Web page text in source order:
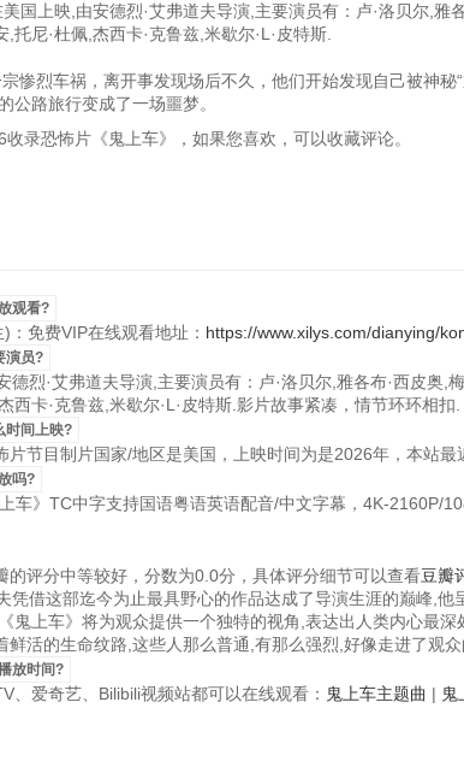
国上映,由安德烈·艾弗道夫导演,主要演员有：卢·洛贝尔,雅
托尼·杜佩,杰西卡·克鲁兹,米歇尔·L·皮特斯.
惨烈车祸，离开事发现场后不久，他们开始发现自己被神秘
公路旅行变成了一场噩梦。
录恐怖片《鬼上车》，如果您喜欢，可以收藏评论。
观看?
：免费VIP在线观看地址： https://www.xilys.com/dianying/
演员?
烈·艾弗道夫导演,主要演员有：卢·洛贝尔,雅各布·西皮奥,
西卡·克鲁兹,米歇尔·L·皮特斯.影片故事紧凑，情节环环相扣.
时间上映?
片节目制片国家/地区是美国，上映时间为是2026年，本站
吗?
车》TC中字支持国语粤语英语配音/中文字幕，4K-2160P/
的评分中等较好，分数为0.0分，具体评分细节可以查看豆瓣
凭借这部迄今为止最具野心的作品达成了导演生涯的巅峰,
鬼上车》将为观众提供一个独特的视角,表达出人类内心最深
活的生命纹路,这些人那么普通,有那么强烈,好像走进了观
放时间?
、爱奇艺、Bilibili视频站都可以在线观看： 鬼上车主题曲 | 鬼